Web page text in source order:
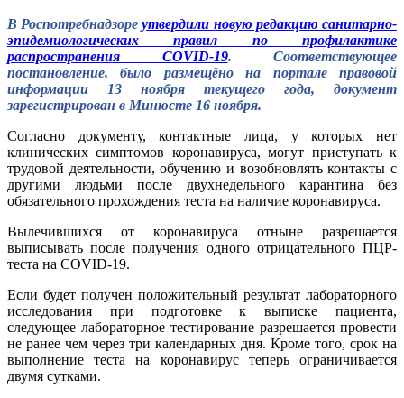
В Роспотребнадзореутвердили новую редакцию санитарно-
эпидемиологических правил по профилактике
распространения COVID-19. Соответствующее
постановление, было размещёно на портале правовой
информации 13 ноября текущего года, документ
зарегистрирован в Минюсте 16 ноября.
Согласно документу, контактные лица, у которых нет
клинических симптомов коронавируса, могут приступать к
трудовой деятельности, обучению и возобновлять контакты с
другими людьми после двухнедельного карантина без
обязательного прохождения теста на наличие коронавируса.
Вылечившихся от коронавируса отныне разрешается
выписывать после получения одного отрицательного ПЦР-
теста на COVID-19.
Если будет получен положительный результат лабораторного
исследования при подготовке к выписке пациента,
следующее лабораторное тестирование разрешается провести
не ранее чем через три календарных дня. Кроме того, срок на
выполнение теста на коронавирус теперь ограничивается
двумя сутками.